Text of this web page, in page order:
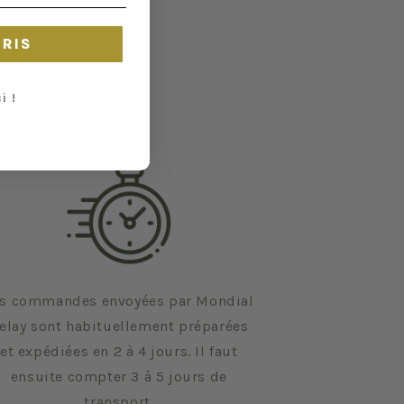
commandes envoyées par Mondial
sont habituellement préparées
et expédiées en 2 à 4 jours. Il faut
ensuite compter 3 à 5 jours de
!